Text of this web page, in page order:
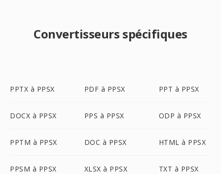
Convertisseurs spécifiques
PPTX à PPSX PDF à PPSX PPT à PPSX
DOCX à PPSX PPS à PPSX ODP à PPSX
PPTM à PPSX DOC à PPSX HTML à PPSX
PPSM à PPSX XLSX à PPSX TXT à PPSX